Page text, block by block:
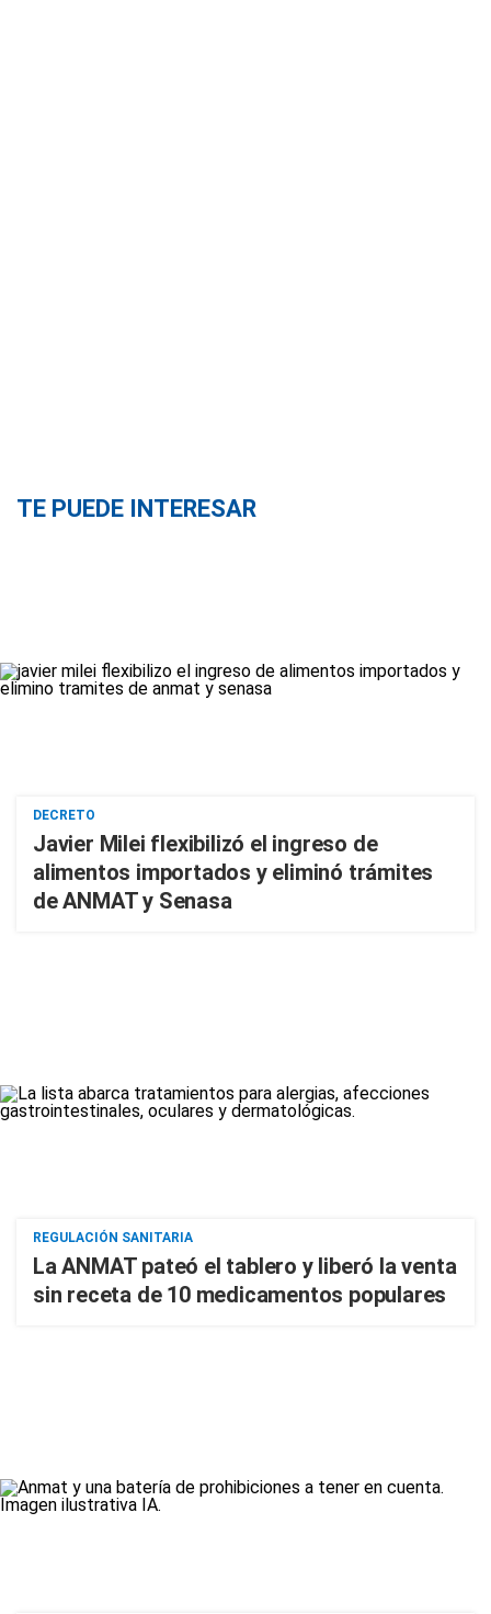
TE PUEDE INTERESAR
DECRETO
Javier Milei flexibilizó el ingreso de
alimentos importados y eliminó trámites
de ANMAT y Senasa
REGULACIÓN SANITARIA
La ANMAT pateó el tablero y liberó la venta
sin receta de 10 medicamentos populares